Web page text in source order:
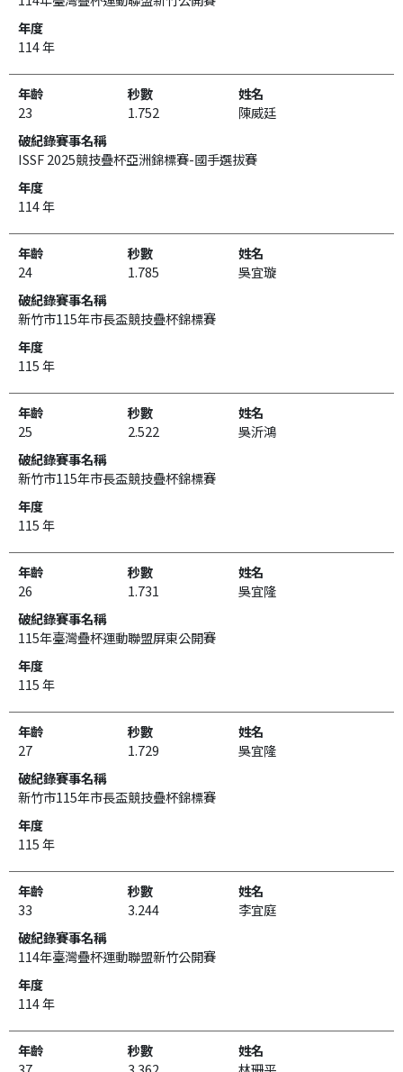
114 年
23 1.752 陳威廷
ISSF 2025競技疊杯亞洲錦標賽-國手選拔賽
114 年
24 1.785 吳宜璇
新竹市115年市長盃競技疊杯錦標賽
115 年
25 2.522 吳沂鴻
新竹市115年市長盃競技疊杯錦標賽
115 年
26 1.731 吳宜隆
115年臺灣疊杯運動聯盟屏東公開賽
115 年
27 1.729 吳宜隆
新竹市115年市長盃競技疊杯錦標賽
115 年
33 3.244 李宜庭
114年臺灣疊杯運動聯盟新竹公開賽
114 年